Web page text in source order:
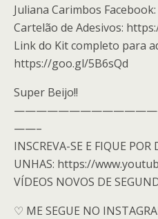
Juliana Carimbos
Cartelão de Adesivos:
Link do Kit completo para
https://goo.gl/5B6sQd
Super Beijo!!
——–
INSCREVA-SE E FIQUE
UNHAS: https://
VÍDEOS NOVOS DE
♡ ME SEGUE NO